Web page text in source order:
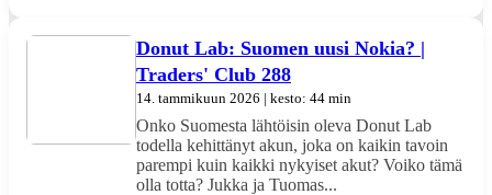
Donut Lab: Suomen uusi Nokia? |
Traders' Club 288
14. tammikuun 2026 | kesto: 44 min
Onko Suomesta lähtöisin oleva Donut Lab
todella kehittänyt akun, joka on kaikin tavoin
parempi kuin kaikki nykyiset akut? Voiko tämä
olla totta? Jukka ja Tuomas...